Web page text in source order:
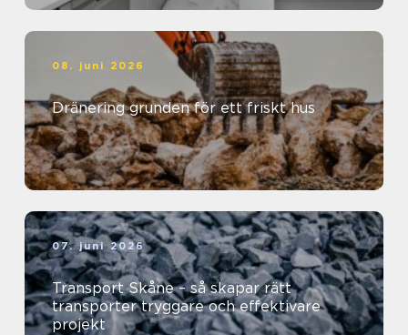
08. juni 2026
Dränering grunden för ett friskt hus
07. juni 2026
Transport Skåne – så skapar rätt
transporter tryggare och effektivare
projekt